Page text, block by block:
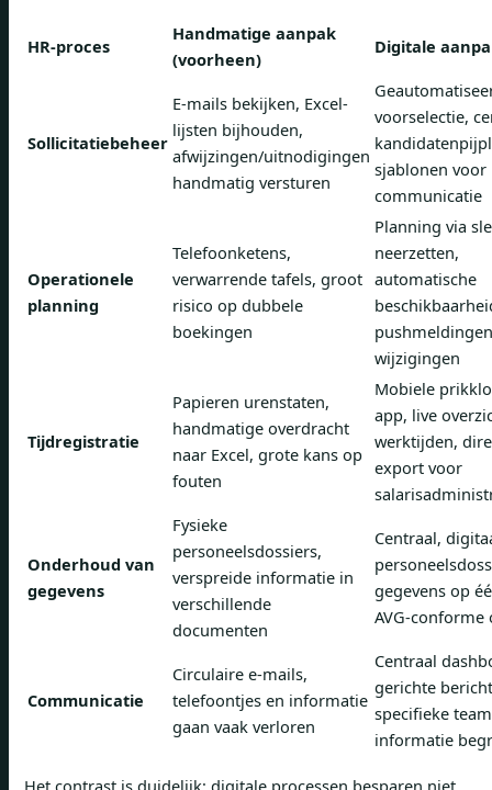
HR-proces
Handmatige aanpak
(voorheen)
Digitale
Sollicitatiebeheer
E-mails bekijken, Excel-
lijsten bijhouden,
afwijzingen/uitnodigingen
handmatig versturen
voorselectie,
sjablonen voor
communicatie
Operationele
planning
Telefoonketens,
verwarrende tafels, groot
risico op dubbele
boekingen
Planning via
neerzetten,
automatische
wijzigingen
Tijdregistratie
Papieren urenstaten,
handmatige overdracht
naar Excel, grote kans op
fouten
Mobiele
app, live
werktijden,
export voor
Onderhoud van
gegevens
Fysieke
personeelsdossiers,
verspreide informatie in
verschillende
documenten
Centraal,
gegevens op
AVG-conforme
Communicatie
Circulaire e-mails,
telefoontjes en informatie
gaan vaak verloren
Centraal
gerichte
specifieke
informatie
Het contrast is duidelijk: digitale processen besparen niet